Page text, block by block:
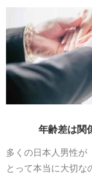
年齢差は関
多くの日本人男性が
とって本当に大切な